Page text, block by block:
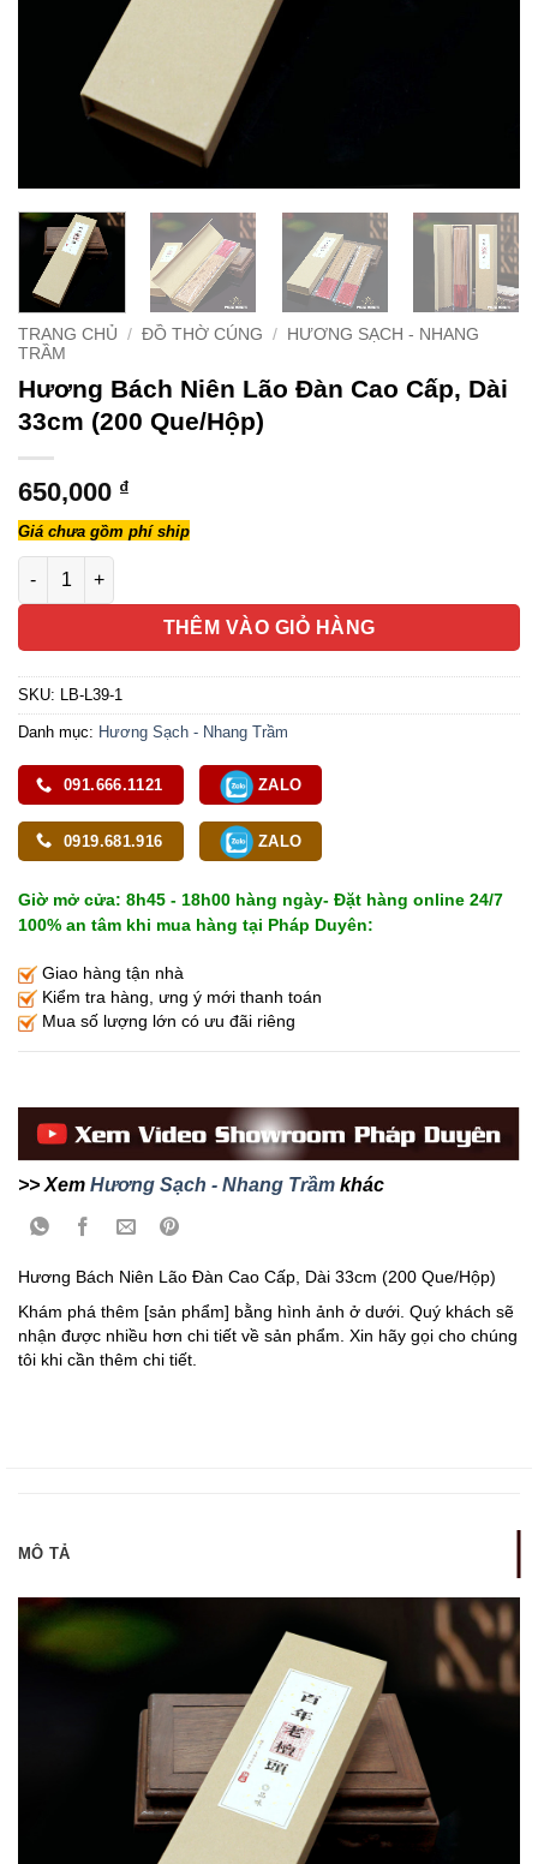
TRANG CHỦ / ĐỒ THỜ CÚNG /
HƯƠNG SẠCH - NHANG
TRẦM
Hương Bách Niên Lão Đàn Cao Cấp, Dài
33cm (200 Que/Hộp)
650,000 ₫
Giá chưa gồm phí ship
Hương Bách Niên Lão Đàn Cao Cấp, Dài 33cm (200 Que/Hộp)
THÊM VÀO GIỎ HÀNG
SKU: LB-L39-1
Danh mục: Hương Sạch - Nhang Trầm
091.666.1121 ZALO
0919.681.916 ZALO
Giờ mở cửa: 8h45 - 18h00 hàng ngày- Đặt hàng online 24/7
100% an tâm khi mua hàng tại Pháp Duyên:
Giao hàng tận nhà
Kiểm tra hàng, ưng ý mới thanh toán
Mua số lượng lớn có ưu đãi riêng
>> Xem Hương Sạch - Nhang Trầm khác
Hương Bách Niên Lão Đàn Cao Cấp, Dài 33cm (200 Que/Hộp)
Khám phá thêm [sản phẩm] bằng hình ảnh ở dưới. Quý khách sẽ
nhận được nhiều hơn chi tiết về sản phẩm. Xin hãy gọi cho chúng
tôi khi cần thêm chi tiết.
MÔ TẢ